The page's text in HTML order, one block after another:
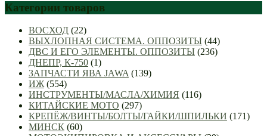
Категории товаров
ВОСХОД (22)
ВЫХЛОПНАЯ СИСТЕМА. ОППОЗИТЫ (44)
ДВС И ЕГО ЭЛЕМЕНТЫ. ОППОЗИТЫ (236)
ДНЕПР, К-750 (1)
ЗАПЧАСТИ ЯВА JAWA (139)
ИЖ (554)
ИНСТРУМЕНТЫ/МАСЛА/ХИМИЯ (116)
КИТАЙСКИЕ МОТО (297)
КРЕПЁЖ/ВИНТЫ/БОЛТЫ/ГАЙКИ/ШПИЛЬКИ (171)
МИНСК (60)